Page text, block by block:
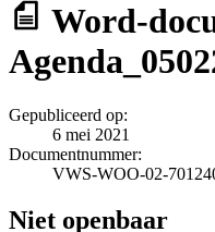
Word-
Gepubliceerd op:
6 mei 2021
Documentnummer:
VWS-WOO-02-
Niet openbaar